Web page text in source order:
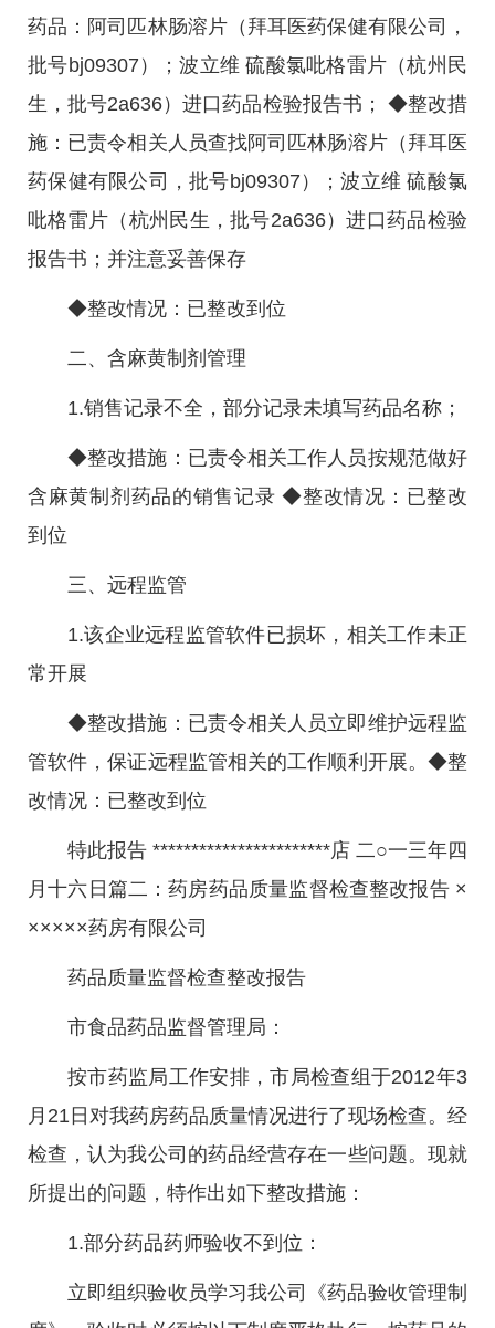
药品：阿司匹林肠溶片（拜耳医药保健有限公司，
批号bj09307）；波立维 硫酸氯吡格雷片（杭州民
生，批号2a636）进口药品检验报告书； ◆整改措
施：已责令相关人员查找阿司匹林肠溶片（拜耳医
药保健有限公司，批号bj09307）；波立维 硫酸氯
吡格雷片（杭州民生，批号2a636）进口药品检验
报告书；并注意妥善保存
◆整改情况：已整改到位
二、含麻黄制剂管理
1.销售记录不全，部分记录未填写药品名称；
◆整改措施：已责令相关工作人员按规范做好
含麻黄制剂药品的销售记录 ◆整改情况：已整改
到位
三、远程监管
1.该企业远程监管软件已损坏，相关工作未正
常开展
◆整改措施：已责令相关人员立即维护远程监
管软件，保证远程监管相关的工作顺利开展。◆整
改情况：已整改到位
特此报告 ***********************店 二○一三年四
月十六日篇二：药房药品质量监督检查整改报告 ×
×××××药房有限公司
药品质量监督检查整改报告
市食品药品监督管理局：
按市药监局工作安排，市局检查组于2012年3
月21日对我药房药品质量情况进行了现场检查。经
检查，认为我公司的药品经营存在一些问题。现就
所提出的问题，特作出如下整改措施：
1.部分药品药师验收不到位：
立即组织验收员学习我公司《药品验收管理制